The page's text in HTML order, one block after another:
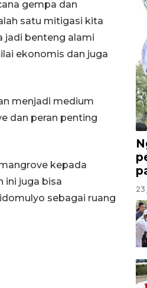
gempa dan
satu mitigasi kita
jadi benteng alami
ekonomis dan juga
menjadi medium
dan peran penting
kepada
ini juga bisa
sebagai ruang
23